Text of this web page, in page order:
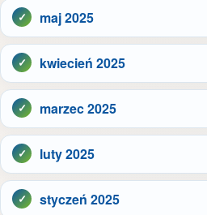
maj 2025
kwiecień 2025
marzec 2025
luty 2025
styczeń 2025